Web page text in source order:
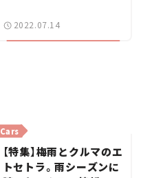
2022.07.14
Cars
【特集】梅雨とクルマのエ
トセトラ。雨シーズンに